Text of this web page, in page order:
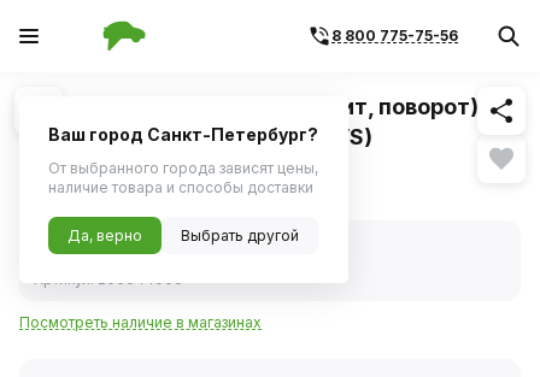
8 800 775-75-56
1/1 Похожие
Лампа 24V 4W (номер, габарит, поворот)
металл. цок. (T4W / BA9s) (SVS)
26 ₽
В наличии
Посмотреть наличие в магазинах
Ваш город Санкт-Петербург?
От выбранного города зависят цены,
наличие товара и способы доставки
Да, верно Выбрать другой